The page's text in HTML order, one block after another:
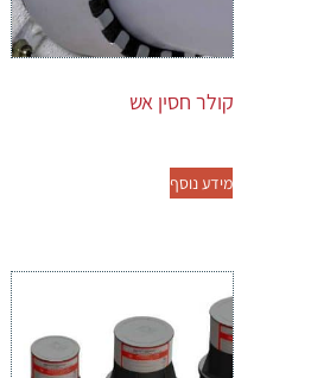
קולר חסין אש
מידע נוסף